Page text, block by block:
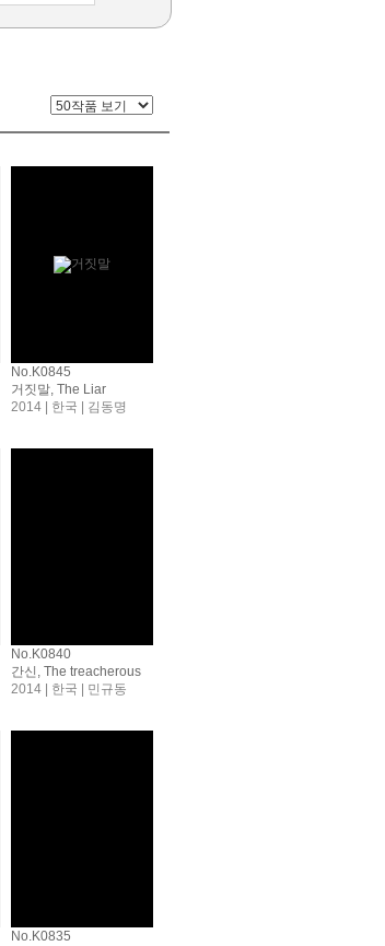
No.K0845
거짓말, The Liar
2014 | 한국 | 김동명
No.K0840
간신, The treacherous
2014 | 한국 | 민규동
No.K0835